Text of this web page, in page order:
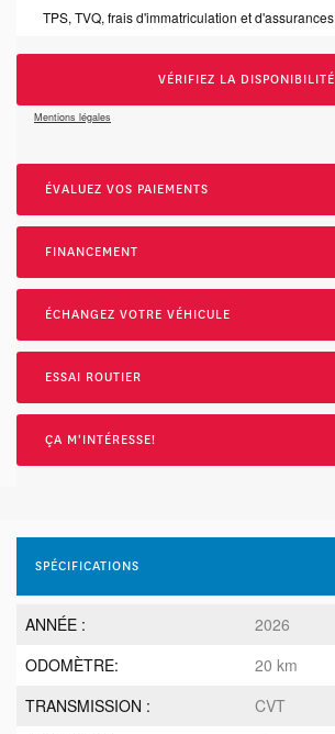
SPÉCIFICATIONS
ANNÉE :
2026
ODOMÈTRE:
20 km
TRANSMISSION :
CVT
VÉRIFIEZ LA DISPONIBILITÉ
Mentions légales
ÉVALUEZ VOS PAIEMENTS
FINANCEMENT
ÉCHANGEZ VOTRE VÉHICULE
ESSAI ROUTIER
ÇA M'INTÉRESSE!